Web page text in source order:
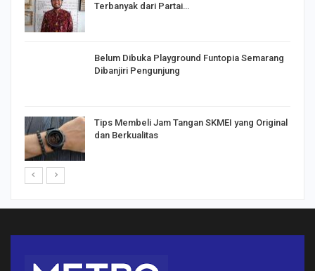
Terbanyak dari Partai…
Belum Dibuka Playground Funtopia Semarang
Dibanjiri Pengunjung
Tips Membeli Jam Tangan SKMEI yang Original
dan Berkualitas